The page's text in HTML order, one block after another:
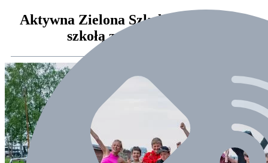
Aktywna Zielona Szkoła Swimsport z
szkołą z Swiętoszówki